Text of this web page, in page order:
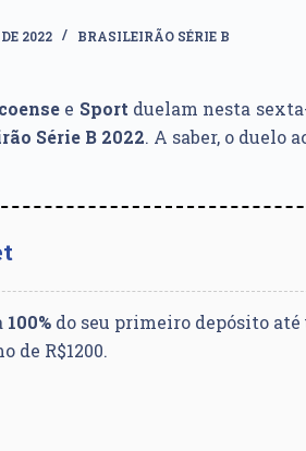
2022 BRASILEIRÃO SÉRIE B
e Sport duelam nesta
Série B 2022. A saber, o duelo
100% do seu primeiro depósito até
de R$1200.